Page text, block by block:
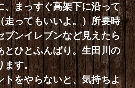
、まっすぐ高架下に沿って
走ってもいいよ。）所要時
ブンイレブンなど見えたら
とひとふんばり。生田川の
ます。
をやらないと、気持ちよ